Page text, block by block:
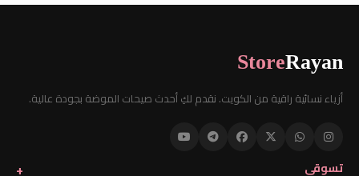
Rayan
Store
أزياء نسائية راقية من الكويت. نقدم لكِ أحدث صيحات الموضة بجودة عالية.
تسوقي